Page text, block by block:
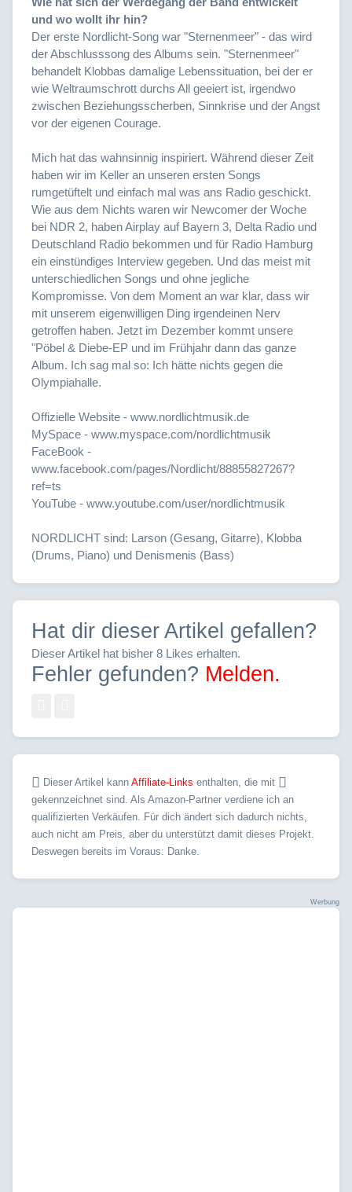
und wo wollt ihr hin?
Der erste Nordlicht-Song war "Sternenmeer" - das wird
der Abschlusssong des Albums sein. "Sternenmeer"
behandelt Klobbas damalige Lebenssituation, bei der er
wie Weltraumschrott durchs All geeiert ist, irgendwo
zwischen Beziehungsscherben, Sinnkrise und der Angst
vor der eigenen Courage.
Mich hat das wahnsinnig inspiriert. Während dieser Zeit
haben wir im Keller an unseren ersten Songs
rumgetüftelt und einfach mal was ans Radio geschickt.
Wie aus dem Nichts waren wir Newcomer der Woche
bei NDR 2, haben Airplay auf Bayern 3, Delta Radio und
Deutschland Radio bekommen und für Radio Hamburg
ein einstündiges Interview gegeben. Und das meist mit
unterschiedlichen Songs und ohne jegliche
Kompromisse. Von dem Moment an war klar, dass wir
mit unserem eigenwilligen Ding irgendeinen Nerv
getroffen haben. Jetzt im Dezember kommt unsere
"Pöbel & Diebe-EP und im Frühjahr dann das ganze
Album. Ich sag mal so: Ich hätte nichts gegen die
Olympiahalle.
Offizielle Website - www.nordlichtmusik.de
MySpace - www.myspace.com/nordlichtmusik
FaceBook -
www.facebook.com/pages/Nordlicht/88855827267?
ref=ts
YouTube - www.youtube.com/user/nordlichtmusik
NORDLICHT sind: Larson (Gesang, Gitarre), Klobba
(Drums, Piano) und Denismenis (Bass)
Hat dir dieser Artikel gefallen?
Dieser Artikel hat bisher 8 Likes erhalten.
Fehler gefunden? Melden.
Dieser Artikel kann Affiliate-Links enthalten, die mit
gekennzeichnet sind. Als Amazon-Partner verdiene ich an
qualifizierten Verkäufen. Für dich ändert sich dadurch nichts,
auch nicht am Preis, aber du unterstützt damit dieses Projekt.
Deswegen bereits im Voraus: Danke.
Werbung